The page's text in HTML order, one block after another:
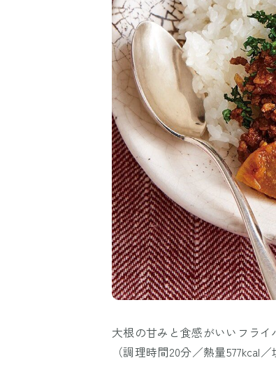
大根の甘みと食感がいいフライ
（調理時間20分／熱量577kcal／